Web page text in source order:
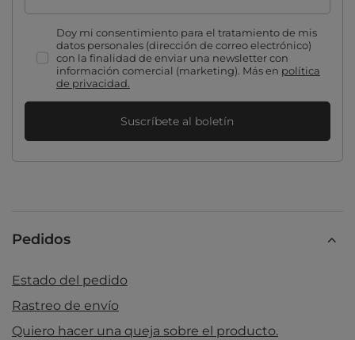
Doy mi consentimiento para el tratamiento de mis
datos personales (dirección de correo electrónico)
con la finalidad de enviar una newsletter con
información comercial (marketing). Más en política
de privacidad.
Suscríbete al boletín
Pedidos
Estado del pedido
Rastreo de envío
Quiero hacer una queja sobre el producto.